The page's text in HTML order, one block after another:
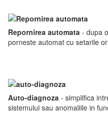
Repornirea automata - dupa
porneste automat cu setarile
Auto-diagnoza - simplifica
sistemului sau anomaliile in